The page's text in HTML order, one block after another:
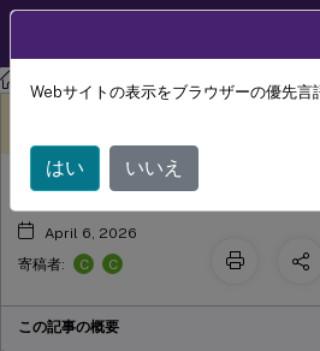
Citrix Virtual Apps and Desktops7
Microsoft Teams
April 6, 2026
寄稿者:
C C
この記事の概要
Webサイトの表示をブラウザーの優先言
はい いいえ